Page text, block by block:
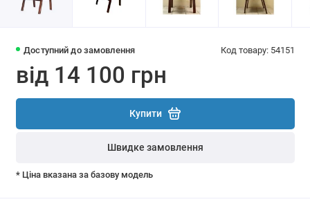
Доступний до замовлення Код товару: 54151
від 14 100 грн
Купити
Швидке замовлення
* Ціна вказана за базову модель